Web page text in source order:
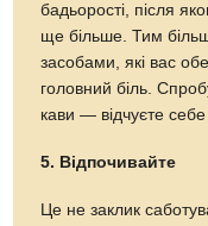
бадьорості, після
ще більше. Тим
засобами, які вас
головний біль.
кави — відчуєте
5. Відпочивайте
Це не заклик